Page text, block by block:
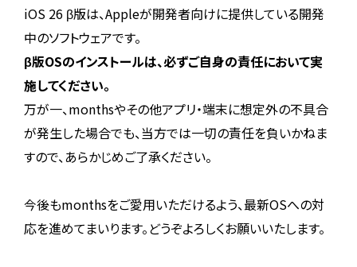
iOS 26 β版は、Appleが開発者向けに提供している開発
中のソフトウェアです。
β版OSのインストールは、必ずご自身の責任において実
施してください。
万が一、monthsやその他アプリ・端末に想定外の不具合
が発生した場合でも、当方では一切の責任を負いかねま
すので、あらかじめご了承ください。
今後もmonthsをご愛用いただけるよう、最新OSへの対
応を進めてまいります。どうぞよろしくお願いいたします。